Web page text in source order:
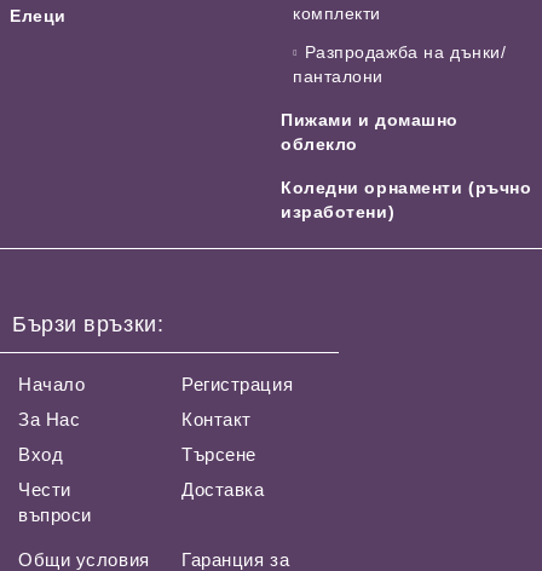
Елеци
комплекти
Разпродажба на дънки/
панталони
Пижами и домашно
облекло
Коледни орнаменти (ръчно
изработени)
Бързи връзки:
Начало
За Нас
Вход
Чести
въпроси
Регистрация
Контакт
Търсене
Доставка
Общи условия
Гаранция за